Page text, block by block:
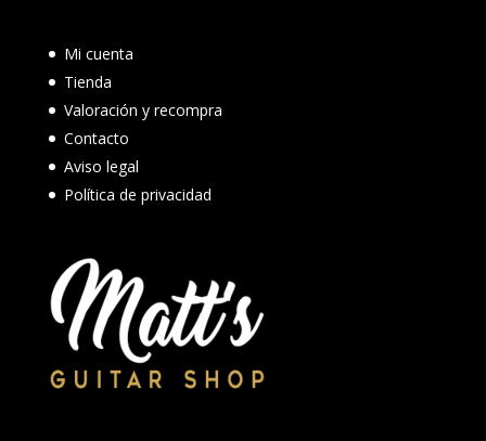
Mi cuenta
Tienda
Valoración y recompra
Contacto
Aviso legal
Política de privacidad